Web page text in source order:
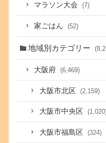
マラソン大会 (7)
家ごはん (52)
地域別カテゴリー
大阪府 (6,469)
大阪市北区 (2,159)
大阪市中央区
大阪市福島区 (324)